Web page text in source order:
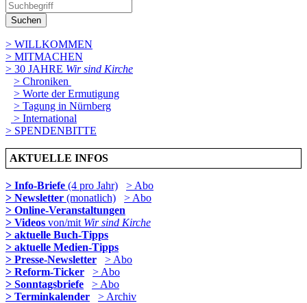
Suchen
> WILLKOMMEN
> MITMACHEN
> 30 JAHRE Wir sind Kirche
> Chroniken
> Worte der Ermutigung
> Tagung in Nürnberg
> International
> SPENDENBITTE
AKTUELLE INFOS
> Info-Briefe (4 pro Jahr)
> Abo
> Newsletter (monatlich)
> Abo
> Online-Veranstaltungen
> Videos von/mit Wir sind Kirche
> aktuelle Buch-Tipps
> aktuelle Medien-Tipps
> Presse-Newsletter
> Abo
> Reform-Ticker
> Abo
> Sonntagsbriefe
> Abo
> Terminkalender
> Archiv